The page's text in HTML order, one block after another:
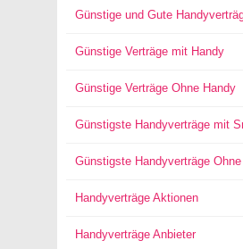
Günstige und Gute
Günstige Verträge mit Handy
Günstige Verträge Ohne Handy
Günstigste Handyverträge mit
Günstigste Handyverträge
Handyverträge Aktionen
Handyverträge Anbieter